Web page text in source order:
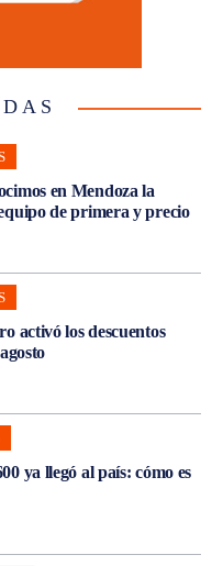
en Mendoza la
de primera y precio
activó los descuentos
ya llegó al país: cómo es